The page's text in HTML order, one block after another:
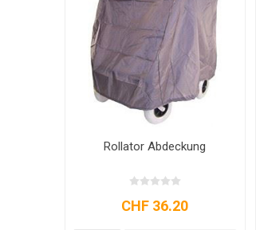
Rollator Abdeckung
CHF 36.20